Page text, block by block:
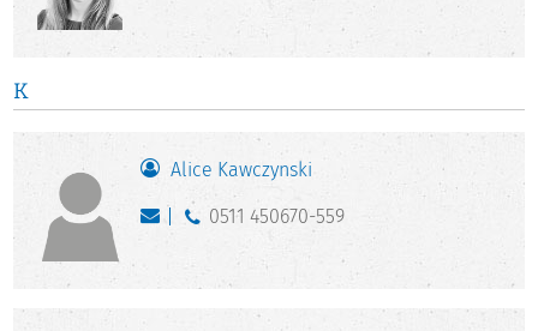
K
Alice Kawczynski
0511 450670-559